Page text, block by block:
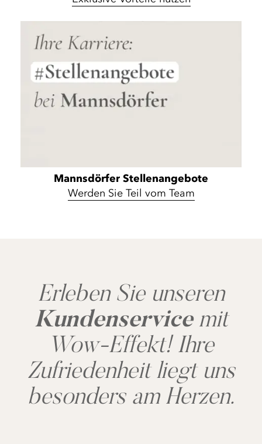
Mannsdörfer Stellenangebote
Werden Sie Teil vom Team
Erleben Sie unseren
Kundenservicemit
Wow-Effekt! Ihre
Zufriedenheit liegt uns
besonders am Herzen.